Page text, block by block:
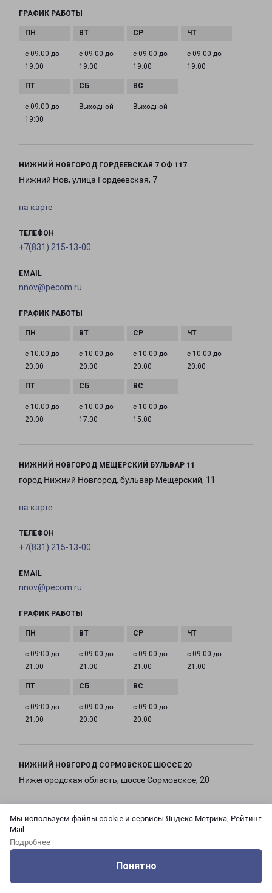
Мы используем файлы cookie и сервисы Яндекс.Метрика, Рейтинг
Mail
Подробнее
Понятно
ГРАФИК РАБОТЫ
с 09:00 до
19:00
с 09:00 до
19:00
с 09:00 до
19:00
с 09:00 до
19:00
с 09:00 до
19:00
Выходной Выходной
НИЖНИЙ НОВГОРОД ГОРДЕЕВСКАЯ 7 ОФ 117
Нижний Нов, улица Гордеевская, 7
на карте
ТЕЛЕФОН
+7(831) 215-13-00
EMAIL
nnov@pecom.ru
ГРАФИК РАБОТЫ
с 10:00 до
20:00
с 10:00 до
20:00
с 10:00 до
20:00
с 10:00 до
20:00
с 10:00 до
20:00
с 10:00 до
17:00
с 10:00 до
15:00
НИЖНИЙ НОВГОРОД МЕЩЕРСКИЙ БУЛЬВАР 11
город Нижний Новгород, бульвар Мещерский, 11
на карте
ТЕЛЕФОН
+7(831) 215-13-00
EMAIL
nnov@pecom.ru
ГРАФИК РАБОТЫ
с 09:00 до
21:00
с 09:00 до
21:00
с 09:00 до
21:00
с 09:00 до
21:00
с 09:00 до
21:00
с 09:00 до
20:00
с 09:00 до
20:00
НИЖНИЙ НОВГОРОД СОРМОВСКОЕ ШОССЕ 20
Нижегородская область, шоссе Сормовское, 20
ТЕЛЕФОН
+7(831) 215-13-00